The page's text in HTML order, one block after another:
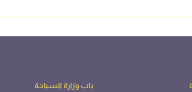
باب وزارة السياحة